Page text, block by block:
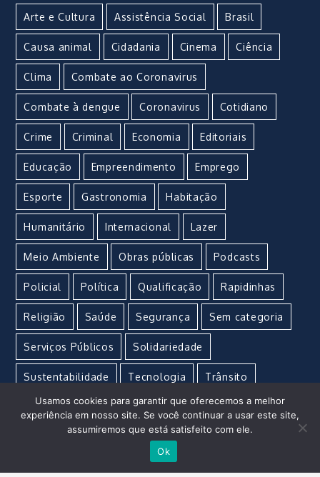
Arte e Cultura Assistência Social Brasil
Causa animal Cidadania Cinema Ciência
Clima Combate ao Coronavirus
Combate à dengue Coronavirus Cotidiano
Crime Criminal Economia Editoriais
Educação Empreendimento Emprego
Esporte Gastronomia Habitação
Humanitário Internacional Lazer
Meio Ambiente Obras públicas Podcasts
Policial Política Qualificação Rapidinhas
Religião Saúde Segurança Sem categoria
Serviços Públicos Solidariedade
Sustentabilidade Tecnologia Trânsito
Turismo Urgente Vacina Violência
Usamos cookies para garantir que oferecemos a melhor
experiência em nosso site. Se você continuar a usar este site,
assumiremos que está satisfeito com ele.
Ok